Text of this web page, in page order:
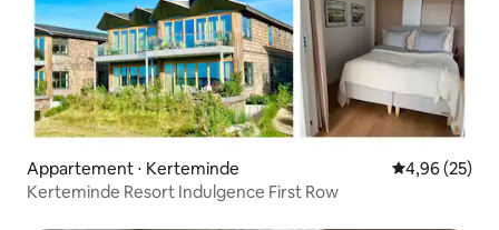
Appartement ⋅ Kerteminde Évaluation
4,96 (25)
Kerteminde Resort Indulgence First Row